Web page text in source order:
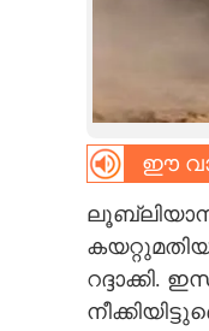
CARTOONS
LITERATURE
ഈ